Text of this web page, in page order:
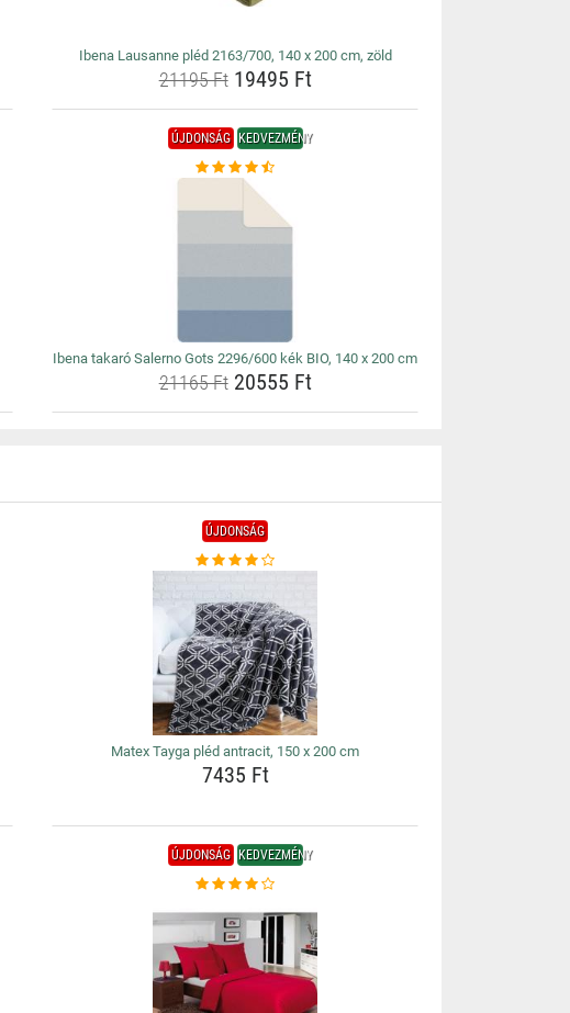
Ibena Lausanne pléd 2163/700, 140 x 200 cm, zöld
21195 Ft19495 Ft
ÚJDONSÁG KEDVEZMÉNY
Ibena takaró Salerno Gots 2296/600 kék BIO, 140 x 200 cm
21165 Ft20555 Ft
ÚJDONSÁG
Matex Tayga pléd antracit, 150 x 200 cm
7435 Ft
ÚJDONSÁG KEDVEZMÉNY